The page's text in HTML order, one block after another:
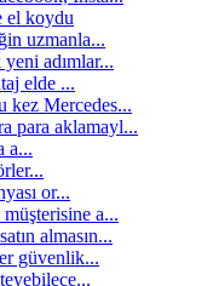
el koydu
uzmanla...
adımlar...
elde ...
Mercedes...
para aklamayl...
a...
or...
a...
almasın...
güvenlik...